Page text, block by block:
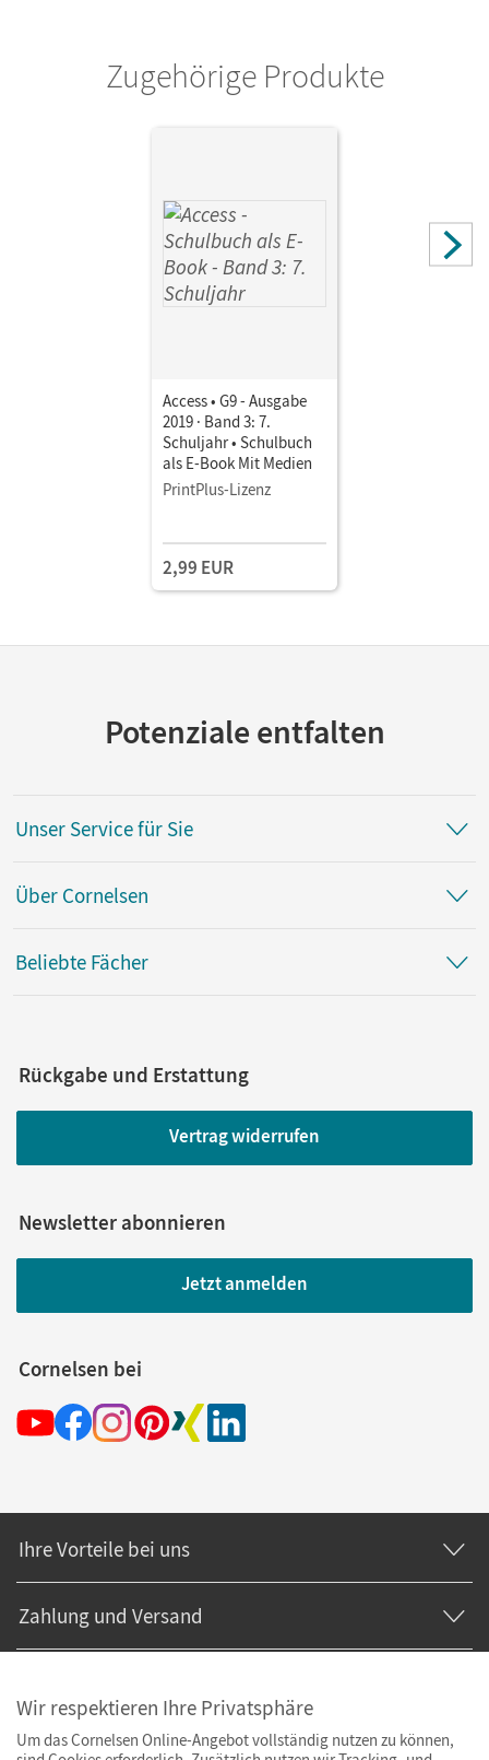
Zugehörige Produkte
Access • G9 - Ausgabe
2019 · Band 3: 7.
Schuljahr • Schulbuch
als E-Book Mit Medien
PrintPlus-Lizenz
2,99 EUR
Potenziale entfalten
Unser Service für Sie
Über Cornelsen
Beliebte Fächer
Rückgabe und Erstattung
Vertrag widerrufen
Newsletter abonnieren
Jetzt anmelden
Cornelsen bei
Ihre Vorteile bei uns
Zahlung und Versand
Wir respektieren Ihre Privatsphäre
Um das Cornelsen Online-Angebot vollständig nutzen zu können,